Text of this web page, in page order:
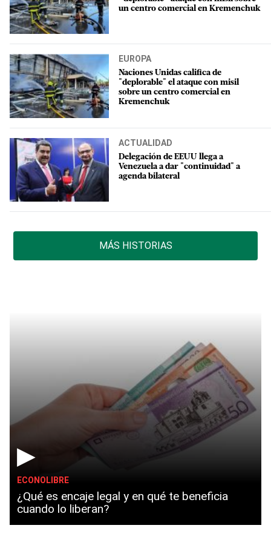
un centro comercial en Kremenchuk
EUROPA
Naciones Unidas califica de
"deplorable" el ataque con misil
sobre un centro comercial en
Kremenchuk
ACTUALIDAD
Delegación de EEUU llega a
Venezuela a dar "continuidad" a
agenda bilateral
MÁS HISTORIAS
▶
ECONOLIBRE
¿Qué es encaje legal y en qué te beneficia
cuando lo liberan?